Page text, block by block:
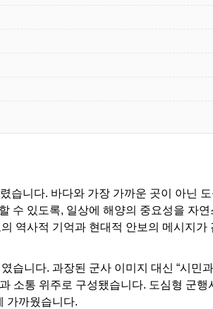
습니다. 바다와 가장 가까운 곳이 아닌
수 있도록, 일상에 해양의 중요성을 자연
역사적 기억과 현대적 안보의 메시지가
습니다. 과장된 군사 이미지 대신 “시민
소통 위주로 구성됐습니다. 도심형 군행
가까웠습니다.